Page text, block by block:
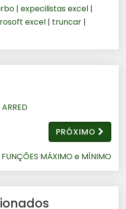
| expecilistas excel |
excel | truncar |
PRÓXIMO
FUNÇÕES MÁXIMO e MÍNIMO